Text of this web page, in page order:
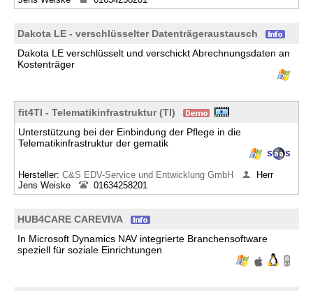
Dakota LE - verschlüsselter Datenträgeraustausch
Dakota LE verschlüsselt und verschickt Abrechnungsdaten an
Kostenträger
fit4TI - Telematikinfrastruktur (TI)
Unterstützung bei der Einbindung der Pflege in die
Telematikinfrastruktur der gematik
Hersteller: C&S EDV-Service und Entwicklung GmbH
Herr
Jens Weiske
01634258201
HUB4CARE CAREVIVA
In Microsoft Dynamics NAV integrierte Branchensoftware
speziell für soziale Einrichtungen